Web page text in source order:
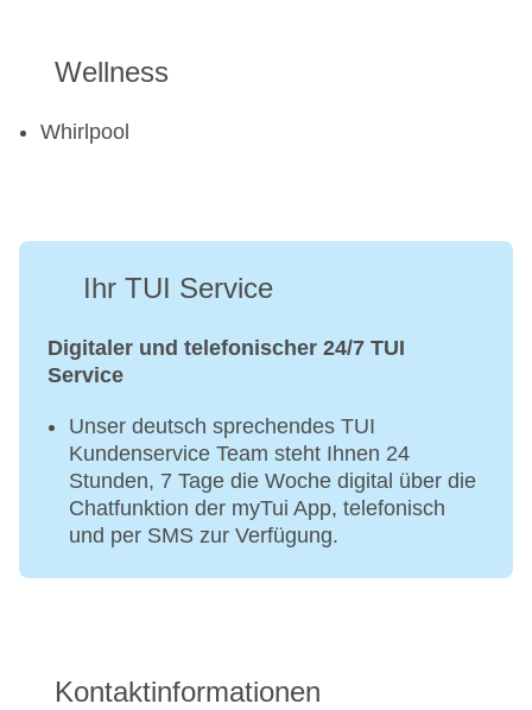
Wellness
Whirlpool
Ihr TUI Service
Digitaler und telefonischer 24/7 TUI
Service
Unser deutsch sprechendes TUI
Kundenservice Team steht Ihnen 24
Stunden, 7 Tage die Woche digital über die
Chatfunktion der myTui App, telefonisch
und per SMS zur Verfügung.
Kontaktinformationen